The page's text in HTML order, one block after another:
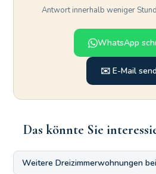
Antwort innerhalb weniger
WhatsApp
✉️ E-Mail
Das könnte Sie
Weitere Dreizimmerwohnungen